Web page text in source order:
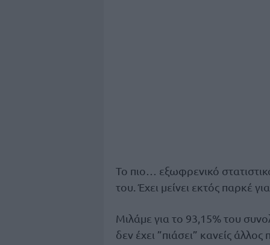
Το πιο… εξωφρενικό
του. Έχει μείνει εκτός παρκέ
Μιλάμε για το 93,15% του
δεν έχει ”πιάσει” κανείς